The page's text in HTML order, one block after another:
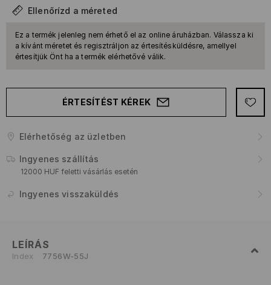
Ellenőrízd a méreted
Ez a termék jelenleg nem érhető el az online áruházban. Válassza ki
a kívánt méretet és regisztráljon az értesítésküldésre, amellyel
értesítjük Önt ha a termék elérhetővé válik.
ÉRTESÍTÉST KÉREK
Elérhetőség az üzletben
Ingyenes szállítás
12000 HUF feletti vásárlás esetén
Ingyenes visszaküldés
LEÍRÁS
Index 7756W-55J